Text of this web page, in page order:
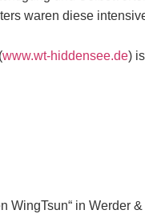
waren diese
www.wt-hiddensee.de)
in